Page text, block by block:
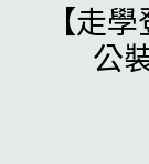
【走
公